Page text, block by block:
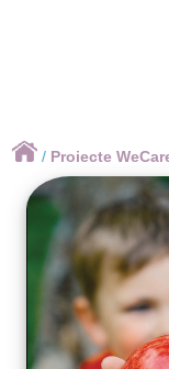
/ Proiecte